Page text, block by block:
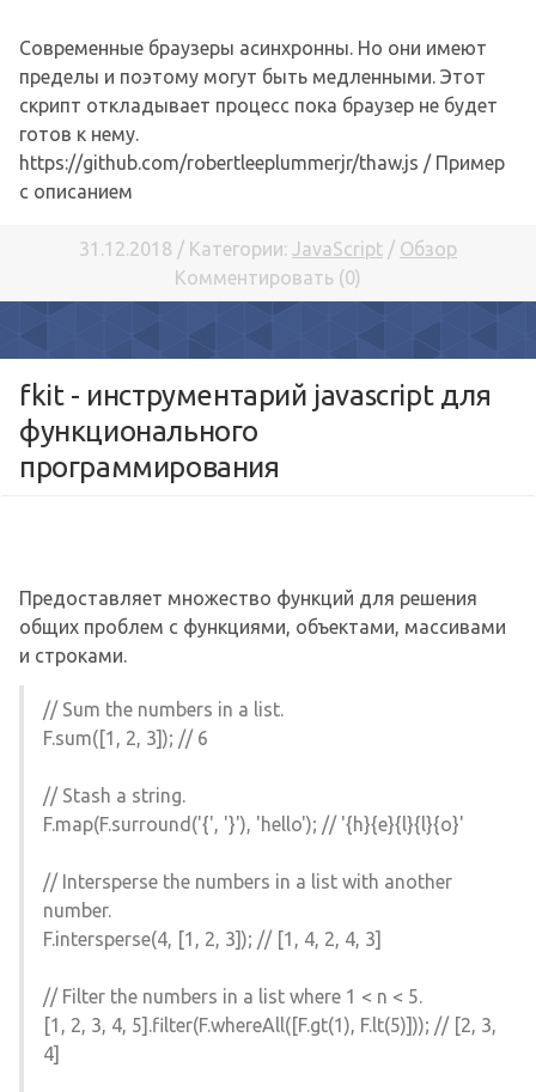
Современные браузеры асинхронны. Но они имеют
пределы и поэтому могут быть медленными. Этот
скрипт откладывает процесс пока браузер не будет
готов к нему.
https://github.com/robertleeplummerjr/thaw.js / Пример
с описанием
31.12.2018 / Категории: JavaScript / Обзор
Комментировать (0)
fkit - инструментарий javascript для
функционального
программирования
Предоставляет множество функций для решения
общих проблем с функциями, объектами, массивами
и строками.
// Sum the numbers in a list.
F.sum([1, 2, 3]); // 6
// Stash a string.
F.map(F.surround('{', '}'), 'hello'); // '{h}{e}{l}{l}{o}'
// Intersperse the numbers in a list with another
number.
F.intersperse(4, [1, 2, 3]); // [1, 4, 2, 4, 3]
// Filter the numbers in a list where 1 < n < 5.
[1, 2, 3, 4, 5].filter(F.whereAll([F.gt(1), F.lt(5)])); // [2, 3,
4]